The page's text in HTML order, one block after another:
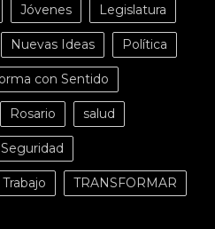
Jóvenes Legislatura
Nuevas Ideas Política
con Sentido
Rosario salud
Seguridad
Trabajo TRANSFORMAR